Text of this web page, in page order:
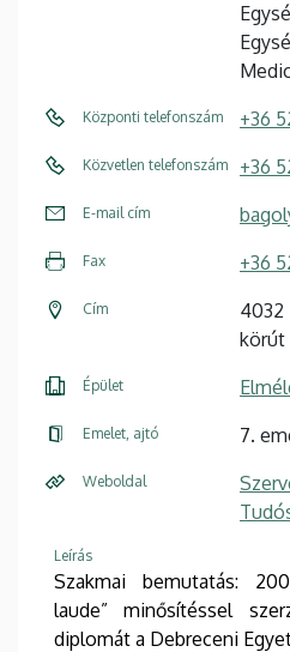
Központi telefonszám +36
Közvetlen telefonszám +36
E-mail cím
Fax +36
Cím
4032
körút
Épület
Emelet, ajtó 7.
Weboldal
Leírás
Szakmai bemutatás:
laude” minősítéssel
diplomát a Debreceni